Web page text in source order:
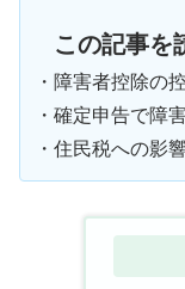
この記事を
・障害者控除の
・確定申告で障
・住民税への影